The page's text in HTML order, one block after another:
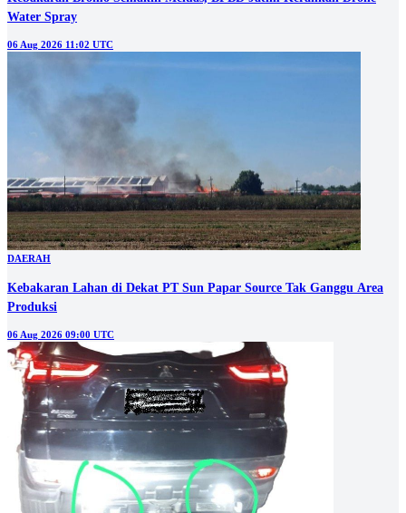
Water Spray
06 Aug 2026 11:02 UTC
DAERAH
Kebakaran Lahan di Dekat PT Sun Papar Source Tak Ganggu Area
Produksi
06 Aug 2026 09:00 UTC